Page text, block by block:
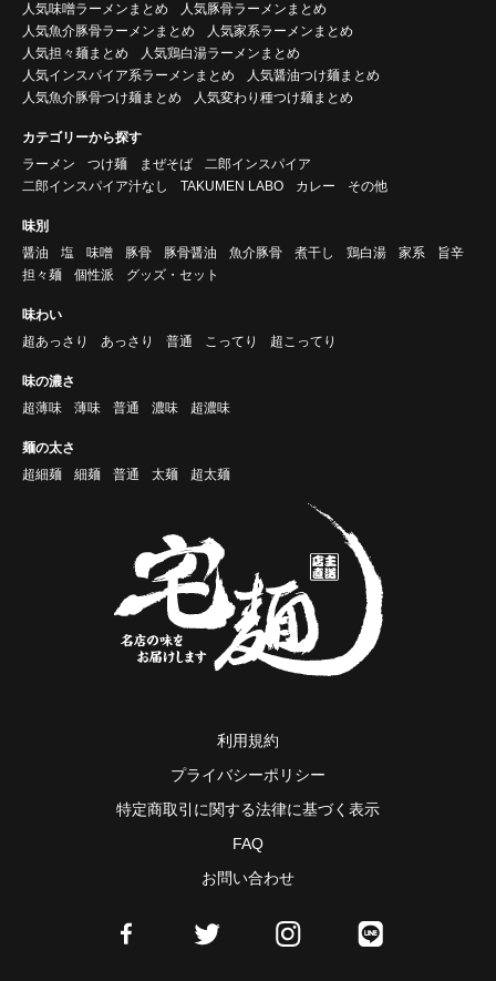
人気味噌ラーメンまとめ
人気豚骨ラーメンまとめ
人気魚介豚骨ラーメンまとめ
人気家系ラーメンまとめ
人気担々麺まとめ
人気鶏白湯ラーメンまとめ
人気インスパイア系ラーメンまとめ
人気醤油つけ麺まとめ
人気魚介豚骨つけ麺まとめ
人気変わり種つけ麺まとめ
カテゴリーから探す
ラーメン
つけ麺 まぜそば
二郎インスパイア
二郎インスパイア汁なし
TAKUMEN LABO カレー その他
味別
醤油
塩 味噌 豚骨 豚骨醤油 魚介豚骨 煮干し 鶏白湯 家系
旨辛
担々麺
個性派 グッズ・セット
味わい
超あっさり
あっさり 普通 こってり 超こってり
味の濃さ
超薄味
薄味 普通 濃味 超濃味
麺の太さ
超細麺
細麺 普通 太麺 超太麺
利用規約
プライバシーポリシー
特定商取引に関する法律に基づく表示
FAQ
お問い合わせ